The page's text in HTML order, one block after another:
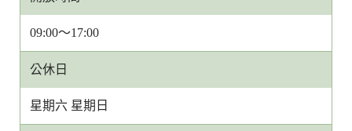
09:00～17:00
公休日
星期六 星期日